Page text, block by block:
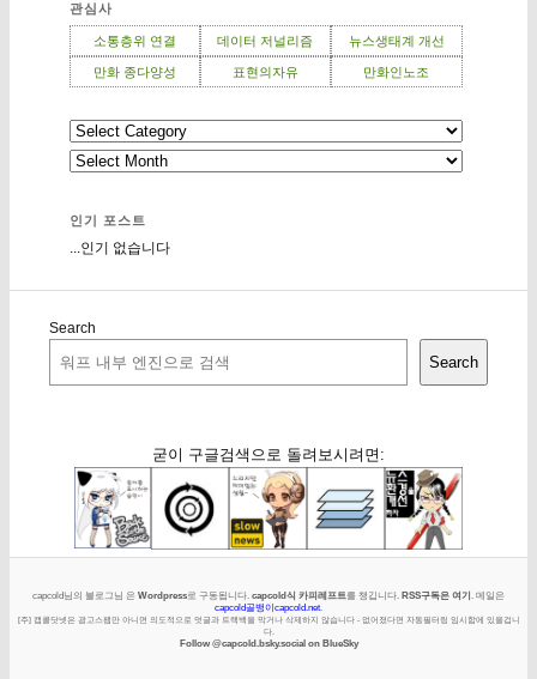
관심사
소통층위 연결 데이터 저널리즘 뉴스생태계 개선
만화 종다양성 표현의자유 만화인노조
인기 포스트
...인기 없습니다
Search
Search
굳이 구글검색으로 돌려보시려면:
capcold님의 블로그님 은 Wordpress로 구동됩니다. capcold식 카피레프트를 챙깁니다. RSS구독은 여기. 메일은
capcold골뱅이capcold.net.
[주] 캡콜닷넷은 광고스팸만 아니면 의도적으로 덧글과 트랙백을 막거나 삭제하지 않습니다 - 없어졌다면 자동필터링 임시함에 있을겁니
다.
Follow @capcold.bsky.social on BlueSky